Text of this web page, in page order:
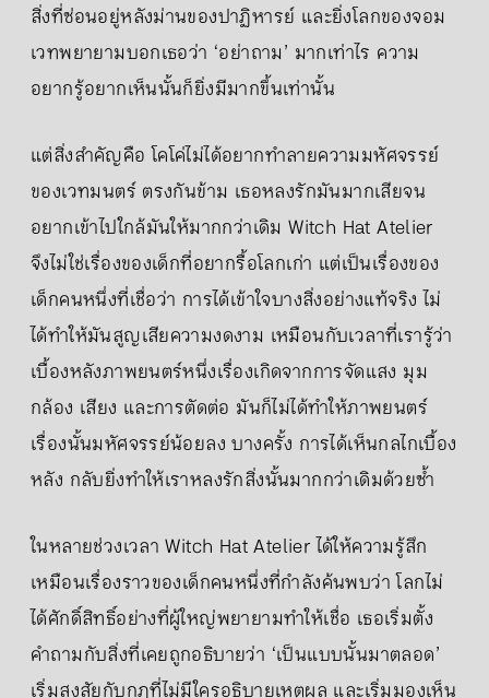
สิ่งที่ซ่อนอยู่หลังม่านของปาฏิหารย์ และยิ่งโลกของจอม
เวทพยายามบอกเธอว่า ‘อย่าถาม’ มากเท่าไร ความ
อยากรู้อยากเห็นนั้นก็ยิ่งมีมากขึ้นเท่านั้น
แต่สิ่งสำคัญคือ โคโค่ไม่ได้อยากทำลายความมหัศจรรย์
ของเวทมนตร์ ตรงกันข้าม เธอหลงรักมันมากเสียจน
อยากเข้าไปใกล้มันให้มากกว่าเดิม Witch Hat Atelier
จึงไม่ใช่เรื่องของเด็กที่อยากรื้อโลกเก่า แต่เป็นเรื่องของ
เด็กคนหนึ่งที่เชื่อว่า การได้เข้าใจบางสิ่งอย่างแท้จริง ไม่
ได้ทำให้มันสูญเสียความงดงาม เหมือนกับเวลาที่เรารู้ว่า
เบื้องหลังภาพยนตร์หนึ่งเรื่องเกิดจากการจัดแสง มุม
กล้อง เสียง และการตัดต่อ มันก็ไม่ได้ทำให้ภาพยนตร์
เรื่องนั้นมหัศจรรย์น้อยลง บางครั้ง การได้เห็นกลไกเบื้อง
หลัง กลับยิ่งทำให้เราหลงรักสิ่งนั้นมากกว่าเดิมด้วยซ้ำ
ในหลายช่วงเวลา Witch Hat Atelier ได้ให้ความรู้สึก
เหมือนเรื่องราวของเด็กคนหนึ่งที่กำลังค้นพบว่า โลกไม่
ได้ศักดิ์สิทธิ์อย่างที่ผู้ใหญ่พยายามทำให้เชื่อ เธอเริ่มตั้ง
คำถามกับสิ่งที่เคยถูกอธิบายว่า ‘เป็นแบบนั้นมาตลอด’